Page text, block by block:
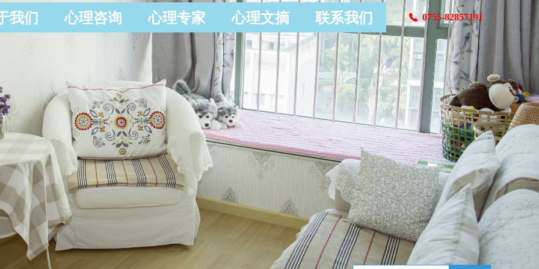
我们 心理咨询 心理专家 心理文摘 联系我们 끅 0755-82857191